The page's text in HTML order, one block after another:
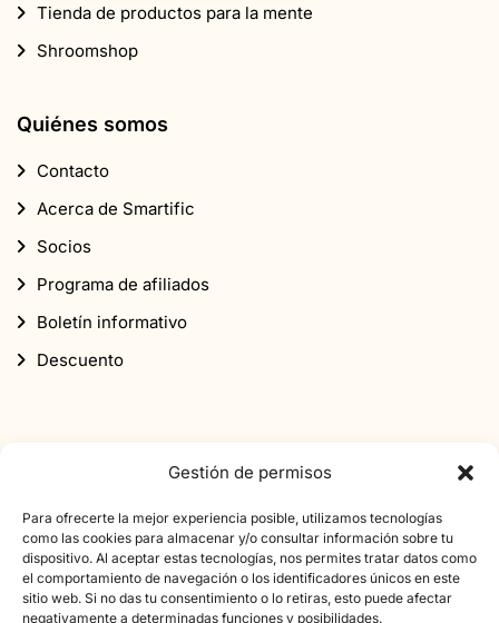
Gestión de permisos
Para ofrecerte la mejor experiencia posible, utilizamos tecnologías
como las cookies para almacenar y/o consultar información sobre tu
dispositivo. Al aceptar estas tecnologías, nos permites tratar datos como
el comportamiento de navegación o los identificadores únicos en este
sitio web. Si no das tu consentimiento o lo retiras, esto puede afectar
negativamente a determinadas funciones y posibilidades.
Tienda de productos para la mente
Shroomshop
Quiénes somos
Contacto
Acerca de Smartific
Socios
Programa de afiliados
Boletín informativo
Descuento
Suscríbete a nuestro boletín informativo
Suscríbete a nuestro boletín de noticias y obtén un
descuento de 10% en tu primer pedido.